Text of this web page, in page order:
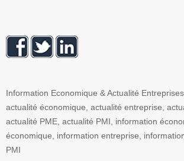
Information Economique & Actualité
actualité économique, actualité entreprise,
actualité PME, actualité PMI, information
économique, information entreprise,
PMI